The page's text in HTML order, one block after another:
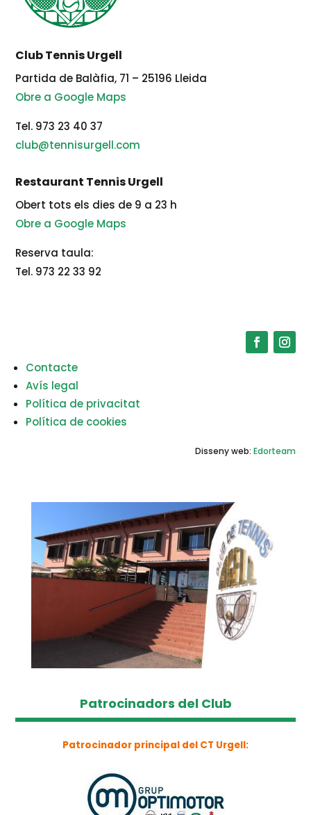
Club Tennis Urgell
Partida de Balàfia, 71 – 25196 Lleida
Obre a Google Maps
Tel. 973 23 40 37
club@tennisurgell.com
Restaurant Tennis Urgell
Obert tots els dies de 9 a 23 h
Obre a Google Maps
Reserva taula:
Tel. 973 22 33 92
Contacte
Avís legal
Política de privacitat
Política de cookies
Disseny web: Edorteam
Patrocinadors del Club
Patrocinador principal del CT Urgell: